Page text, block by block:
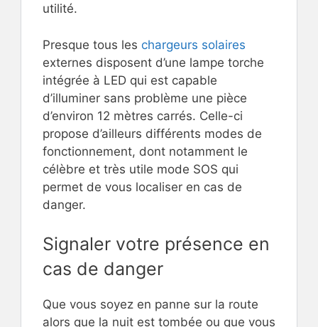
utilité.
Presque tous les chargeurs solaires
externes disposent d’une lampe torche
intégrée à LED qui est capable
d’illuminer sans problème une pièce
d’environ 12 mètres carrés. Celle-ci
propose d’ailleurs différents modes de
fonctionnement, dont notamment le
célèbre et très utile mode SOS qui
permet de vous localiser en cas de
danger.
Signaler votre présence en
cas de danger
Que vous soyez en panne sur la route
alors que la nuit est tombée ou que vous